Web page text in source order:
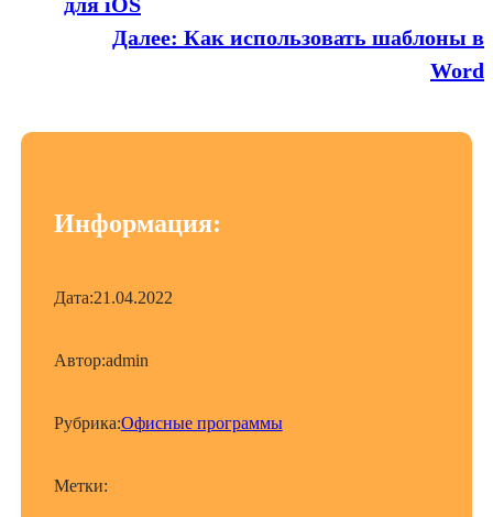
для iOS
Далее: Как использовать шаблоны в
Word
Информация:
Дата:21.04.2022
Автор:admin
Рубрика:Офисные программы
Метки: